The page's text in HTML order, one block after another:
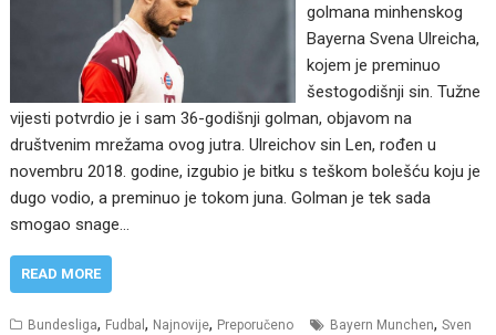
golmana minhenskog
Bayerna Svena Ulreicha,
kojem je preminuo
šestogodišnji sin. Tužne
vijesti potvrdio je i sam 36-godišnji golman, objavom na
društvenim mrežama ovog jutra. Ulreichov sin Len, rođen u
novembru 2018. godine, izgubio je bitku s teškom bolešću koju je
dugo vodio, a preminuo je tokom juna. Golman je tek sada
smogao snage…
READ MORE
Bundesliga, Fudbal, Najnovije, Preporučeno Bayern Munchen,Sven